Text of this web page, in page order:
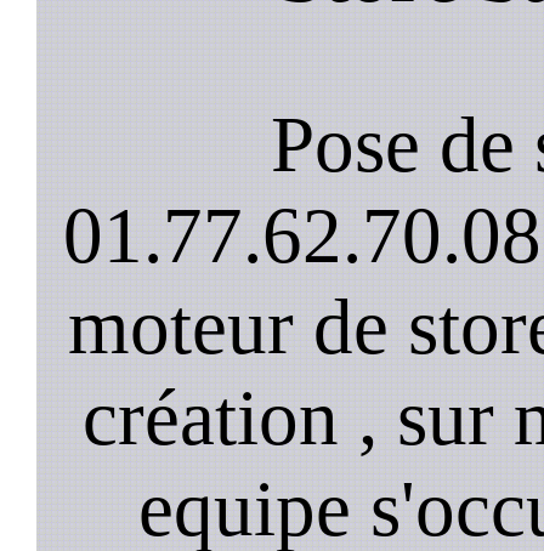
Pose de
moteur de
création , sur
equipe